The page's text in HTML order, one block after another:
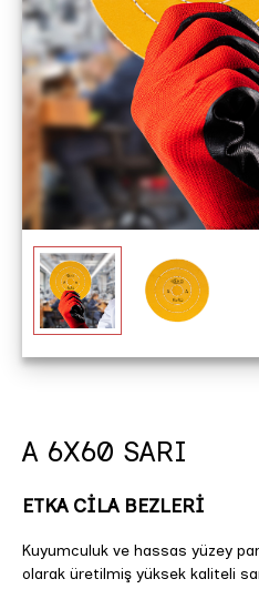
İLETİŞİM
TR EN
A 6X60 SARI
ETKA CİLA BEZLERİ
Kuyumculuk ve hassas yüzey
olarak üretilmiş yüksek kaliteli